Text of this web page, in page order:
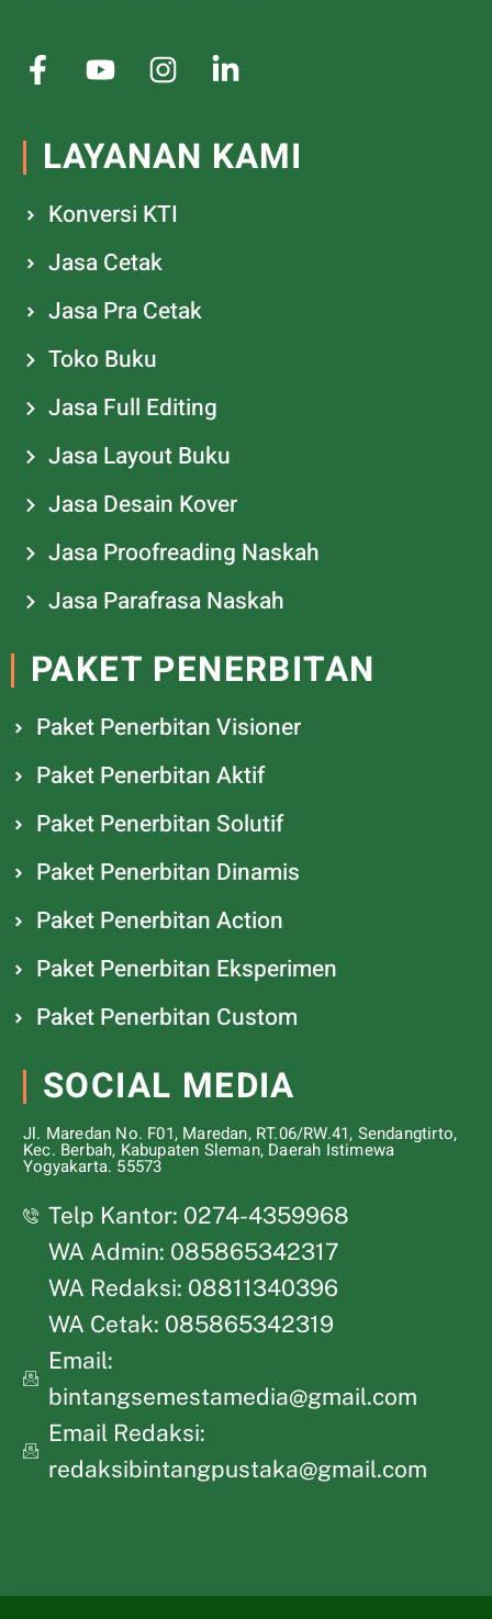
LAYANAN KAMI
Konversi KTI
Jasa Cetak
Jasa Pra Cetak
Toko Buku
Jasa Full Editing
Jasa Layout Buku
Jasa Desain Kover
Jasa Proofreading Naskah
Jasa Parafrasa Naskah
PAKET PENERBITAN
Paket Penerbitan Visioner
Paket Penerbitan Aktif
Paket Penerbitan Solutif
Paket Penerbitan Dinamis
Paket Penerbitan Action
Paket Penerbitan Eksperimen
Paket Penerbitan Custom
SOCIAL MEDIA
Jl. Maredan No. F01, Maredan, RT.06/RW.41, Sendangtirto,
Kec. Berbah, Kabupaten Sleman, Daerah Istimewa
Yogyakarta. 55573
Telp Kantor: 0274-4359968
WA Admin: 085865342317
WA Redaksi: 08811340396
WA Cetak: 085865342319
Email:
bintangsemestamedia@gmail.com
Email Redaksi:
redaksibintangpustaka@gmail.com